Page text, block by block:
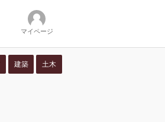
マイページ
建築 土木